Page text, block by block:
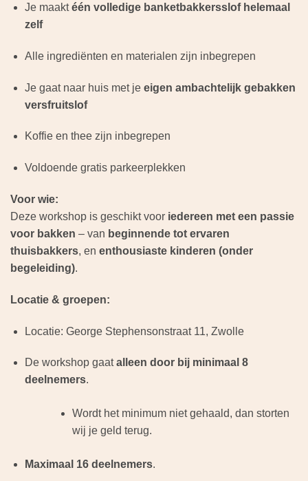
Je maaktéén volledige banketbakkersslof helemaal
zelf
Alle ingrediënten en materialen zijn inbegrepen
Je gaat naar huis met je eigen ambachtelijk gebakken
versfruitslof
Koffie en thee zijn inbegrepen
Voldoende gratis parkeerplekken
Voor wie:
Deze workshop is geschikt voor iedereen met een passie
voor bakken – van beginnende tot ervaren
thuisbakkers, en enthousiaste kinderen (onder
begeleiding).
Locatie & groepen:
Locatie: George Stephensonstraat 11, Zwolle
De workshop gaatalleen door bij minimaal 8
deelnemers.
Wordt het minimum niet gehaald, dan storten
wij je geld terug.
Maximaal 16 deelnemers.